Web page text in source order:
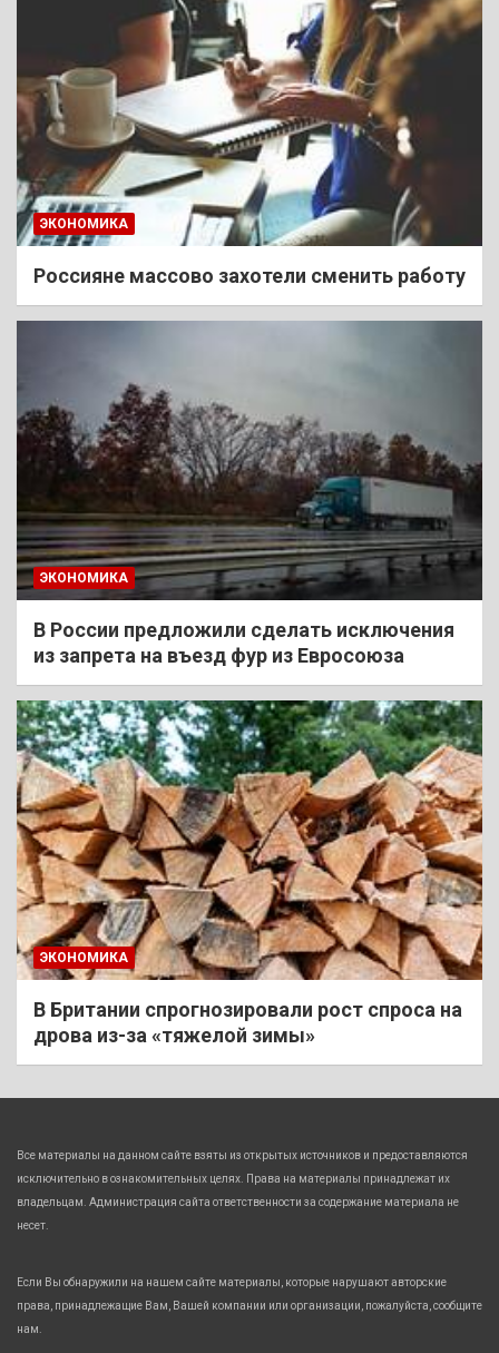
ЭКОНОМИКА
Россияне массово захотели сменить работу
ЭКОНОМИКА
В России предложили сделать исключения
из запрета на въезд фур из Евросоюза
ЭКОНОМИКА
В Британии спрогнозировали рост спроса на
дрова из-за «тяжелой зимы»
Все материалы на данном сайте взяты из открытых источников и предоставляются
исключительно в ознакомительных целях. Права на материалы принадлежат их
владельцам. Администрация сайта ответственности за содержание материала не
несет.
Если Вы обнаружили на нашем сайте материалы, которые нарушают авторские
права, принадлежащие Вам, Вашей компании или организации, пожалуйста, сообщите
нам.